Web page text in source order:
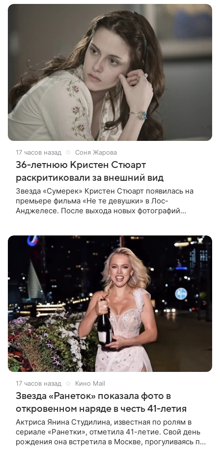
17 часов назад Соня Жарова
36-летнюю Кристен Стюарт
раскритиковали за внешний вид
Звезда «Сумерек» Кристен Стюарт появилась на
премьере фильма «Не те девушки» в Лос-
Анджелесе. После выхода новых фотографий
17 часов назад Кино Mail
Звезда «Ранеток» показала фото в
откровенном наряде в честь 41-летия
Актриса Янина Студилина, известная по ролям в
сериале «Ранетки», отметила 41-летие. Свой день
рождения она встретила в Москве, прогуливаясь по